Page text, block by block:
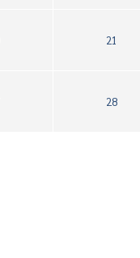
21
28